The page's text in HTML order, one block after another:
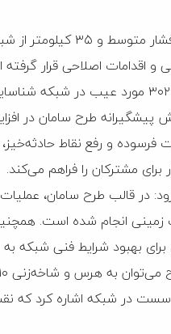
وی ادامه داد: در اجرای این طرح،
پیشگیرانه طرح سامان در
و رفع نقاط حادثه‌خیز،
مشترکان را فراهم می‌کند.
۱۱۲ مورد مقره و رفع ۸۱۰ مورد اتصال سست در